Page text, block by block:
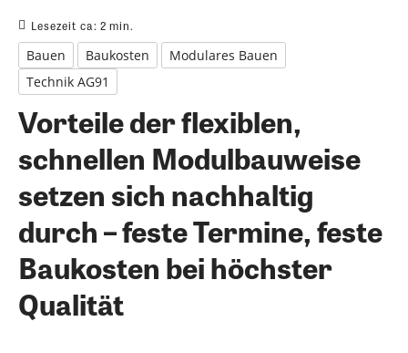
Lesezeit ca: 2 min.
Bauen Baukosten
Modulares Bauen
Technik AG91
Vorteile der flexiblen,
schnellen Modulbauweise
setzen sich nachhaltig
durch – feste Termine, feste
Baukosten bei höchster
Qualität